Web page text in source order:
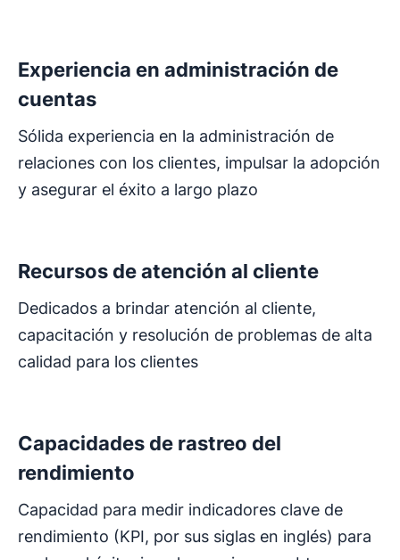
Experiencia en administración de
cuentas
Sólida experiencia en la administración de
relaciones con los clientes, impulsar la adopción
y asegurar el éxito a largo plazo
Recursos de atención al cliente
Dedicados a brindar atención al cliente,
capacitación y resolución de problemas de alta
calidad para los clientes
Capacidades de rastreo del
rendimiento
Capacidad para medir indicadores clave de
rendimiento (KPI, por sus siglas en inglés) para